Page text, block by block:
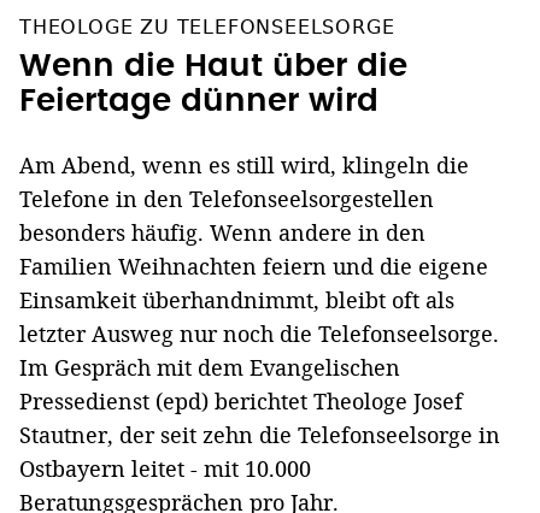
THEOLOGE ZU TELEFONSEELSORGE
Wenn die Haut über die
Feiertage dünner wird
Am Abend, wenn es still wird, klingeln die
Telefone in den Telefonseelsorgestellen
besonders häufig. Wenn andere in den
Familien Weihnachten feiern und die eigene
Einsamkeit überhandnimmt, bleibt oft als
letzter Ausweg nur noch die Telefonseelsorge.
Im Gespräch mit dem Evangelischen
Pressedienst (epd) berichtet Theologe Josef
Stautner, der seit zehn die Telefonseelsorge in
Ostbayern leitet - mit 10.000
Beratungsgesprächen pro Jahr.